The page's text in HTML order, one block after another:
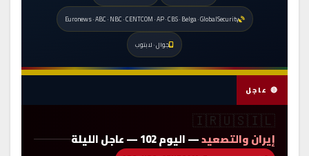
Euronews · ABC · NBC · CENTCOM · AP · CBS · Belga · GlobalSecurity
جوال · لابتوب
🔴 عاجل
🇮🇷🇺🇸🇮🇱
إيران والتصعيد— اليوم 102 — عاجل الليلة